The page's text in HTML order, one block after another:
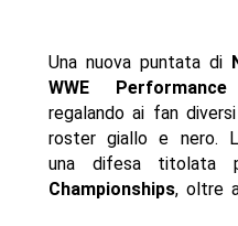
Una nuova puntata di
WWE
regalando ai fan
roster giallo e nero.
una difesa
Championships, oltre